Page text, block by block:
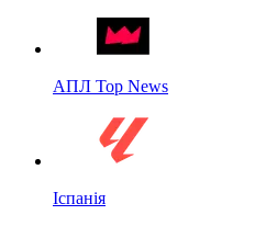
АПЛ Top News
Іспанія